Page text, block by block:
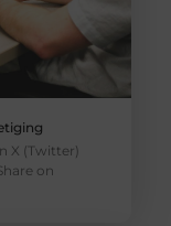
X (Twitter)
on